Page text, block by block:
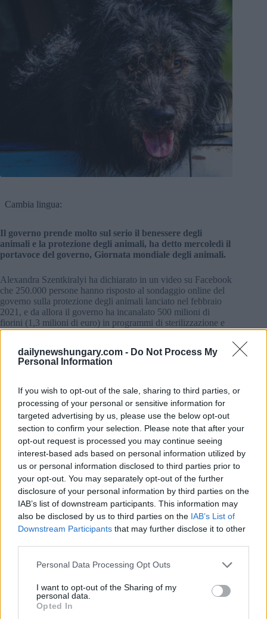
dailynewshungary.com - Do Not Process My
Personal Information
If you wish to opt-out of the sale, sharing to third parties, or
processing of your personal or sensitive information for
targeted advertising by us, please use the below opt-out
section to confirm your selection. Please note that after your
opt-out request is processed you may continue seeing
interest-based ads based on personal information utilized by
us or personal information disclosed to third parties prior to
your opt-out. You may separately opt-out of the further
disclosure of your personal information by third parties on the
IAB’s list of downstream participants. This information may
also be disclosed by us to third parties on the IAB’s List of
Downstream Participants that may further disclose it to other
Please note that this website/app uses one or more Google
not limited to your visit or usage behaviour. You may click to
grant or deny consent to Google and its third-party tags to
use your data for below specified purposes in below Google
Personal Data Processing Opt Outs
I want to opt-out of the Sharing of my
personal data.
Opted In
Cambia lingua:
Il governo prende molto sul serio il benessere degli
animali e la protezione degli animali, ha detto mercoledì il
portavoce del governo, Giornata mondiale degli animali.
Alexandra Szentkiralyi ha dichiarato in un video su Facebook
che 250.000 persone hanno risposto al sondaggio online del
governo sulla protezione degli animali lanciato nel febbraio
2021, e da allora il governo ha incanalato 500 milioni di
fiorini (1,3 milioni di euro) in programmi di sterilizzazione e
100 milioni di fiorini (258.337 euro) in ONG per la
organizzazioni scientifiche statali e delle ONG hanno firmato
un codice sulla protezione degli animali, il primo nella storia
della protezione degli animali domestici.
Inoltre, sono state promulgate norme sugli animali randagi e
le leggi penali individuali sono state modificate per inasprire
le sanzioni per la crudeltà sugli animali.
Leggi anche:
FOTO: Nuova moneta in fiorino con motivo davvero
unico in arrivo oggi!
BREAKING: La Slovacchia ripristina da domani il
animali #governo ungherese #ungheria
Leave a Reply